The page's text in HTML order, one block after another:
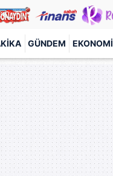
GÜNDEM EKONOMI